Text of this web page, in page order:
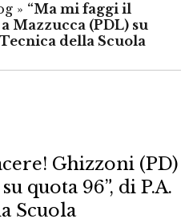
» “Ma mi faggi il
Mazzucca (PDL) su
della Scuola
Ghizzoni (PD)
quota 96”, di P.A.
Scuola